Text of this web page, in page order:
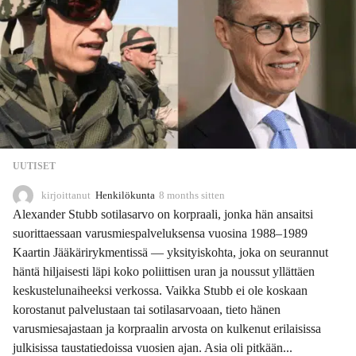
UUTISET
kirjoittanut Henkilökunta 8 months sitten
m
n
t
h
s
i
t
t
Alexander Stubb sotilasarvo on korpraali, jonka hän ansaitsi
suorittaessaan varusmiespalveluksensa vuosina 1988–1989
Kaartin Jääkärirykmentissä — yksityiskohta, joka on seurannut
häntä hiljaisesti läpi koko poliittisen uran ja noussut yllättäen
keskustelunaiheeksi verkossa. Vaikka Stubb ei ole koskaan
korostanut palvelustaan tai sotilasarvoaan, tieto hänen
varusmiesajastaan ja korpraalin arvosta on kulkenut erilaisissa
julkisissa taustatiedoissa vuosien ajan. Asia oli pitkään...